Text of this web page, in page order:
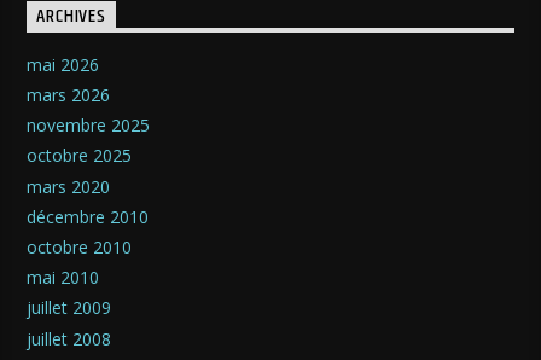
ARCHIVES
mai 2026
mars 2026
novembre 2025
octobre 2025
mars 2020
décembre 2010
octobre 2010
mai 2010
juillet 2009
juillet 2008